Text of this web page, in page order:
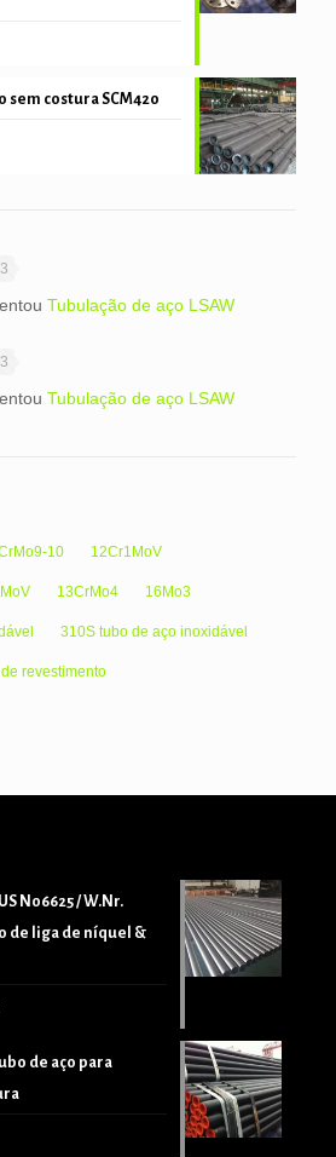
sem costura SCM420
Tubulação de aço LSAW
Tubulação de aço LSAW
10 12Cr1MoV
13CrMo4 16Mo3
310S tubo de aço inoxidável
revestimento
N06625 / W.Nr.
de liga de níquel &
de aço para